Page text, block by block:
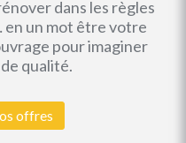
dans les règles
en un mot être votre
pour imaginer
qualité.
offres